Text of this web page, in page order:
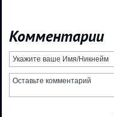
Комментарии